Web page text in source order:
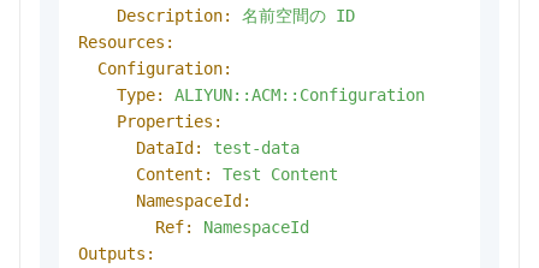
Description:
名前空間の ID
Resources:
Configuration:
Type:
ALIYUN::ACM::Configuration
Properties:
DataId:
test-data
Content:
Test
Content
NamespaceId:
Ref:
NamespaceId
Outputs: